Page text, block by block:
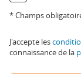
* Champs
J'accepte les
connaissance de la